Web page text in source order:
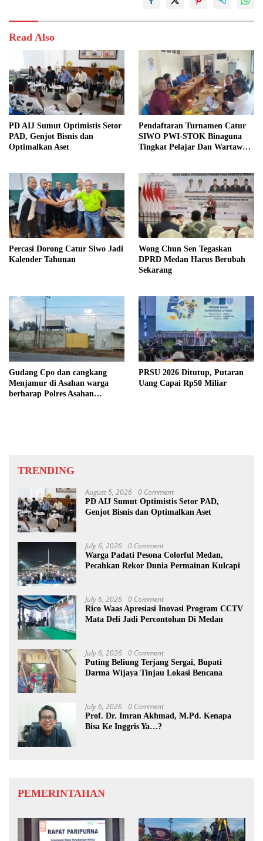
Read Also
PD AIJ Sumut Optimistis Setor
PAD, Genjot Bisnis dan
Optimalkan Aset
Pendaftaran Turnamen Catur
SIWO PWI-STOK Binaguna
Tingkat Pelajar Dan Wartawan
Percasi Dorong Catur Siwo Jadi
Kalender Tahunan
Wong Chun Sen Tegaskan
DPRD Medan Harus Berubah
Sekarang
Gudang Cpo dan cangkang
Menjamur di Asahan warga
berharap Polres Asahan
PRSU 2026 Ditutup, Putaran
Uang Capai Rp50 Miliar
TRENDING
August 5, 2026 0 Comment
PD AIJ Sumut Optimistis Setor PAD,
Genjot Bisnis dan Optimalkan Aset
July 6, 2026 0 Comment
Warga Padati Pesona Colorful Medan,
Pecahkan Rekor Dunia Permainan Kulcapi
July 6, 2026 0 Comment
Rico Waas Apresiasi Inovasi Program CCTV
Mata Deli Jadi Percontohan Di Medan
July 6, 2026 0 Comment
Puting Beliung Terjang Sergai, Bupati
Darma Wijaya Tinjau Lokasi Bencana
July 6, 2026 0 Comment
Prof. Dr. Imran Akhmad, M.Pd. Kenapa
Bisa Ke Inggris Ya…?
PEMERINTAHAN